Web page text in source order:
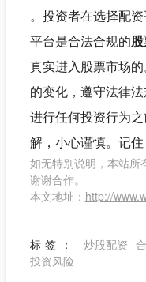
。投资者在选择配
平台是合法合规的
真实进入股票市场
的变化，遵守法律
进行任何投资行为
解，小心谨慎。记住
如无特别说明，本站所
谢谢合作。
本文地址： http://
标签： 炒股配资
投资风险